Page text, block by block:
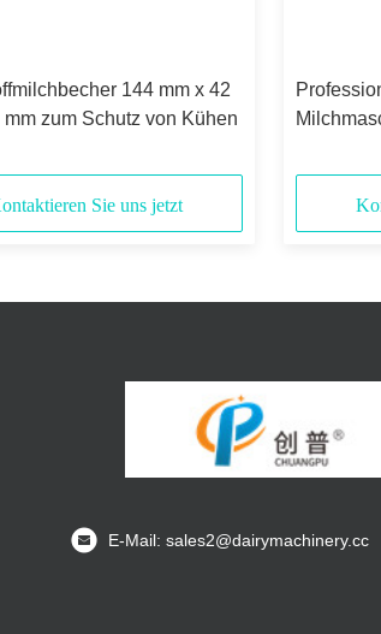
144 mm x 42
mm zum Schutz von Kühen
Sie uns jetzt
E-Mail: sales2@dairymachinery.cc